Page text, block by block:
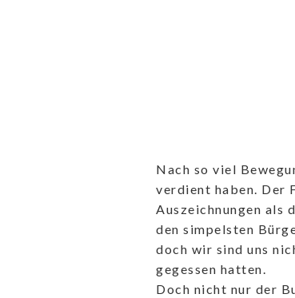
Nach so viel
verdient haben. Der
Auszeichnungen als
den simpelsten
doch wir sind uns
gegessen hatten.
Doch nicht nur der